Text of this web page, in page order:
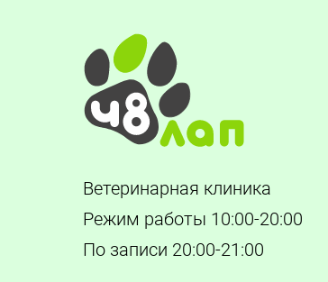
Ветеринарная клиника
Режим работы 10:00-20:00
По записи 20:00-21:00